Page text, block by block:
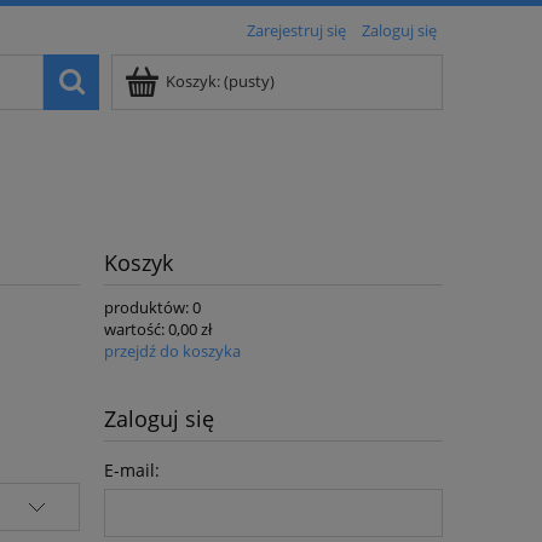
Zarejestruj się Zaloguj się
Koszyk:(pusty)
Koszyk
produktów:0
wartość:0,00 zł
przejdź do koszyka
Zaloguj się
E-mail: